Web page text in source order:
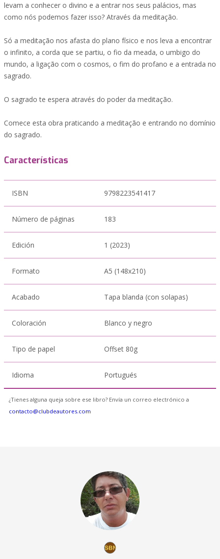
levam a conhecer o divino e a entrar nos seus palácios, mas
como nós podemos fazer isso? Através da meditação.
Só a meditação nos afasta do plano físico e nos leva a encontrar
o infinito, a corda que se partiu, o fio da meada, o umbigo do
mundo, a ligação com o cosmos, o fim do profano e a entrada no
sagrado.
O sagrado te espera através do poder da meditação.
Comece esta obra praticando a meditação e entrando no domínio
do sagrado.
Características
ISBN 9798223541417
Número de páginas 183
Edición 1 (2023)
Formato A5 (148x210)
Acabado Tapa blanda (con solapas)
Coloración Blanco y negro
Tipo de papel Offset 80g
Idioma Portugués
¿Tienes alguna queja sobre ese libro? Envía un correo electrónico a
contacto@clubdeautores.com